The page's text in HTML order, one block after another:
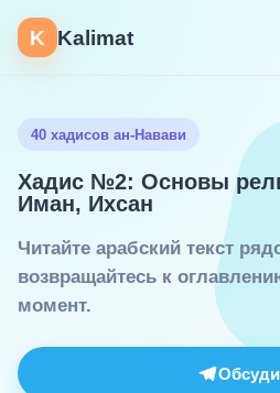
K Kalimat
40 хадисов ан-Навави
Хадис №2: Основы
Иман, Ихсан
Читайте арабский текст
возвращайтесь к
момент.